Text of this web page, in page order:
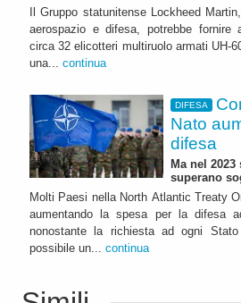
Il Gruppo statunitense Lockheed
aerospazio e difesa, potrebbe fornire
circa 32 elicotteri multiruolo armati UH-
una... continua
DIFESA
Nato
difesa
Ma nel
superano
Molti Paesi nella North Atlantic Treaty
aumentando la spesa per la difesa
nonostante la richiesta ad ogni
possibile un... continua